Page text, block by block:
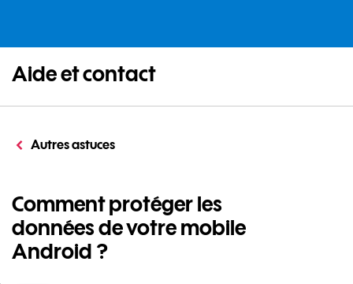
Aide et contact
Autres astuces
Comment protéger les
données de votre mobile
Android ?